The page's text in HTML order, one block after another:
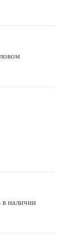
в наличии